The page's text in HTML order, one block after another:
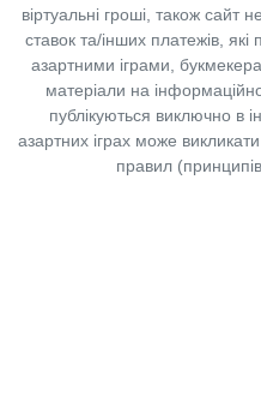
віртуальні гроші, також сайт
ставок та/інших платежів, які
азартними іграми,
матеріали на
публікуються виключно в
азартних іграх може
правил